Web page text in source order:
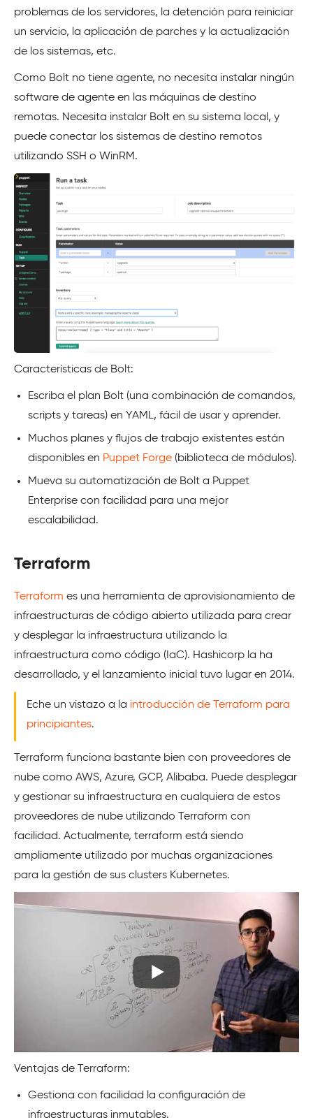
problemas de los servidores, la detención para reiniciar
un servicio, la aplicación de parches y la actualización
de los sistemas, etc.
Como Bolt no tiene agente, no necesita instalar ningún
software de agente en las máquinas de destino
remotas. Necesita instalar Bolt en su sistema local, y
puede conectar los sistemas de destino remotos
utilizando SSH o WinRM.
Características de Bolt:
Escriba el plan Bolt (una combinación de comandos,
scripts y tareas) en YAML, fácil de usar y aprender.
Muchos planes y flujos de trabajo existentes están
disponibles en Puppet Forge (biblioteca de módulos).
Mueva su automatización de Bolt a Puppet
Enterprise con facilidad para una mejor
escalabilidad.
Terraform
Terraform es una herramienta de aprovisionamiento de
infraestructuras de código abierto utilizada para crear
y desplegar la infraestructura utilizando la
infraestructura como código (IaC). Hashicorp la ha
desarrollado, y el lanzamiento inicial tuvo lugar en 2014.
Eche un vistazo a la introducción de Terraform para
principiantes.
Terraform funciona bastante bien con proveedores de
nube como AWS, Azure, GCP, Alibaba. Puede desplegar
y gestionar su infraestructura en cualquiera de estos
proveedores de nube utilizando Terraform con
facilidad. Actualmente, terraform está siendo
ampliamente utilizado por muchas organizaciones
para la gestión de sus clusters Kubernetes.
Ventajas de Terraform:
Gestiona con facilidad la configuración de
infraestructuras inmutables.